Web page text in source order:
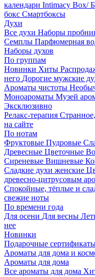
календари Intimacy Box/
бокс Смартбоксы
Духи
Все духи Наборы
Семплы Парфюмерная
Наборы духов
По группам
Новинки Хиты
него Дорогие мужские
Ароматы чистоты
Моноароматы Музей
Эксклюзивно
Релакс-терапия
на сайте
По нотам
Фруктовые Пудровые
Древесные Цветочные
Сиреневые Вишневые
Сладкие духи женские
древесно-цитрусовым
Спокойные, тёплые и
свежие ноты
По времени года
Для осени Для весны
нее
Новинки
Подарочные
Ароматы для дома и
Ароматы для дома
Все ароматы для дома